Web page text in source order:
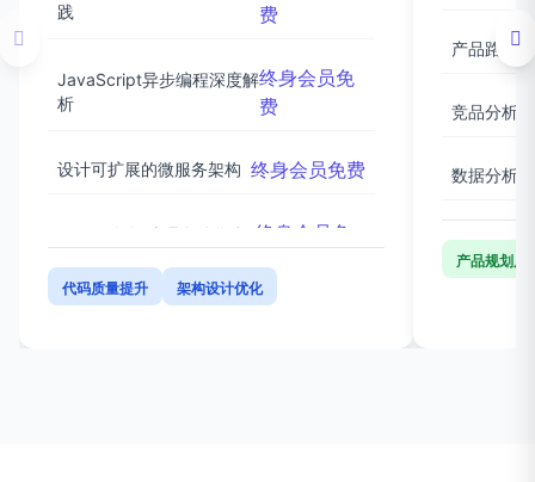
践
费
JavaScript异步编程深度解
析
终身会员免
费
设计可扩展的微服务架构 终身会员免费
Python数据处理自动化脚
终身会员免
费
代码质量提升 架构设计优化
产品路线
竞品分析
数据分析
产品规划质